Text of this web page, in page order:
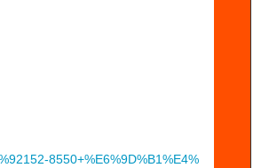
8550+%E6%9D%B1%E4%